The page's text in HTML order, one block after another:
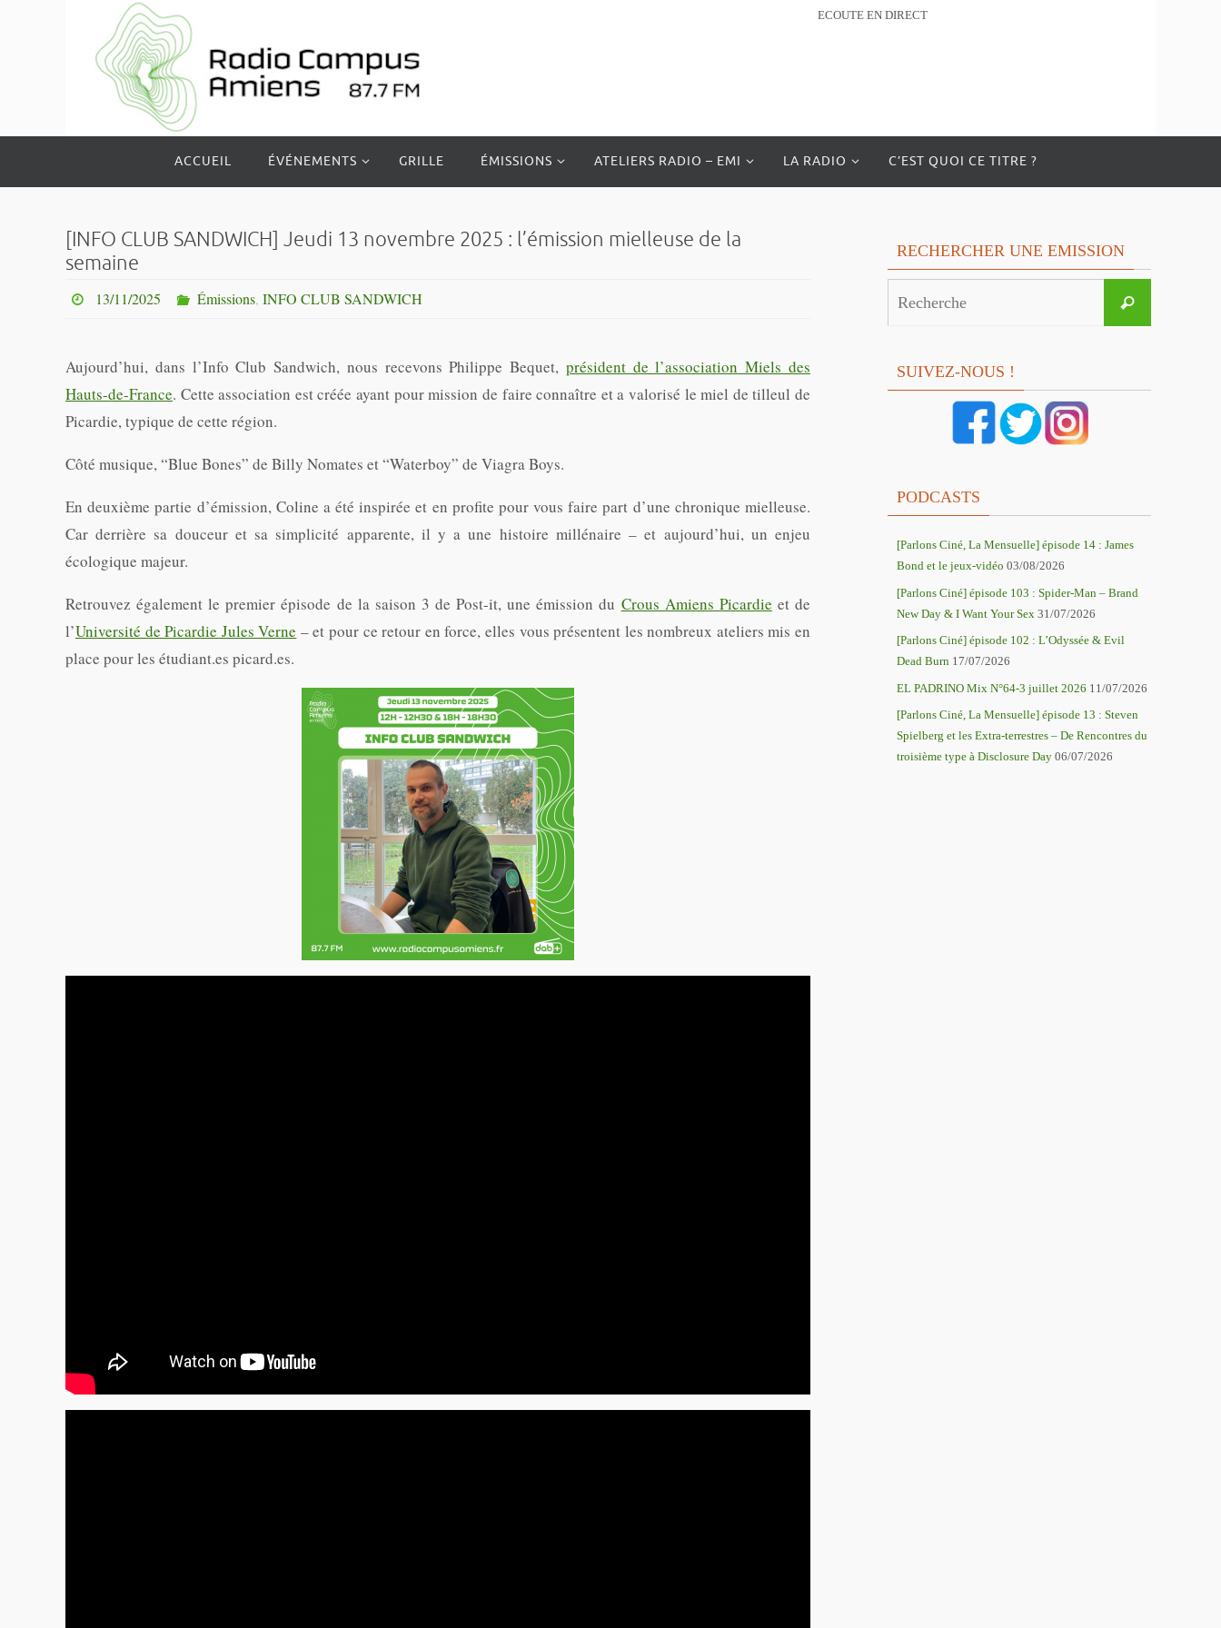
ECOUTE EN DIRECT
le
ACCUEIL ÉVÉNEMENTS GRILLE ÉMISSIONS ATELIERS RADIO – EMI LA RADIO C’EST QUOI CE TITRE ?
[INFO CLUB SANDWICH] Jeudi 13 novembre 2025 : l’émission mielleuse de la
semaine
13/11/2025 Émissions, INFO CLUB SANDWICH
Aujourd’hui, dans l’Info Club Sandwich, nous recevons Philippe Bequet, président de l’association Miels des
Hauts-de-France. Cette association est créée ayant pour mission de faire connaître et a valorisé le miel de tilleul de
Picardie, typique de cette région.
Côté musique, “Blue Bones” de Billy Nomates et “Waterboy” de Viagra Boys.
En deuxième partie d’émission, Coline a été inspirée et en profite pour vous faire part d’une chronique mielleuse.
Car derrière sa douceur et sa simplicité apparente, il y a une histoire millénaire – et aujourd’hui, un enjeu
écologique majeur.
Retrouvez également le premier épisode de la saison 3 de Post-it, une émission du Crous Amiens Picardie et de
l’Université de Picardie Jules Verne – et pour ce retour en force, elles vous présentent les nombreux ateliers mis en
place pour les étudiant.es picard.es.
RECHERCHER UNE EMISSION
Recherche
SUIVEZ-NOUS !
PODCASTS
[Parlons Ciné, La Mensuelle] épisode 14 : James
Bond et le jeux-vidéo 03/08/2026
[Parlons Ciné] épisode 103 : Spider-Man – Brand
New Day & I Want Your Sex 31/07/2026
[Parlons Ciné] épisode 102 : L’Odyssée & Evil
Dead Burn 17/07/2026
EL PADRINO Mix N°64-3 juillet 2026 11/07/2026
[Parlons Ciné, La Mensuelle] épisode 13 : Steven
Spielberg et les Extra-terrestres – De Rencontres du
troisième type à Disclosure Day 06/07/2026